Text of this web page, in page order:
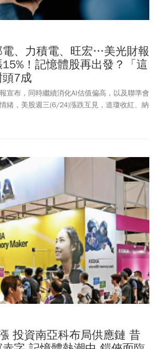
、力積電、旺宏…美光財報
！記憶體股再出發？「這
7成
宣布，同時繼續消化AI估值偏高，以及聯準會
緒，美股週三(6/24)漲跌互見，道瓊收紅、納
半指數都小跌作收。而後美光公布讓投資人振
市值突破1兆美元。執行長梅赫羅特指出，預
才會逐漸好轉，對記憶體股以及整體市場投
打了一劑強心針，預期DRAM及NAND報價將
構及基本面並未出現明顯轉弱跡象。對包括
電（2344）、力積電（6770）、旺宏
來說，可以說是利多加持，其中，南亞科、
有半根以上，不過力積電、旺宏相對疲弱。
最新目標價來看，記憶體股股價上檔還有17-
投資南亞科布局供應鏈 昔